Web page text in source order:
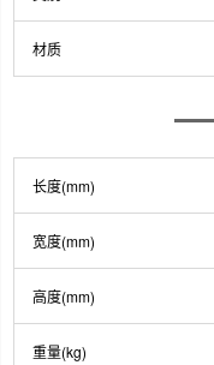
材质
长度(mm)
宽度(mm)
高度(mm)
重量(kg)